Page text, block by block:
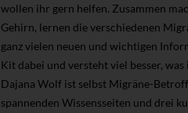
wollen ihr gern helfen. Zusammen
Gehirn, lernen die verschiedenen
ganz vielen neuen und wichtigen
Kit dabei und versteht viel besser,
Dajana Wolf ist selbst Migräne-
spannenden Wissensseiten und drei